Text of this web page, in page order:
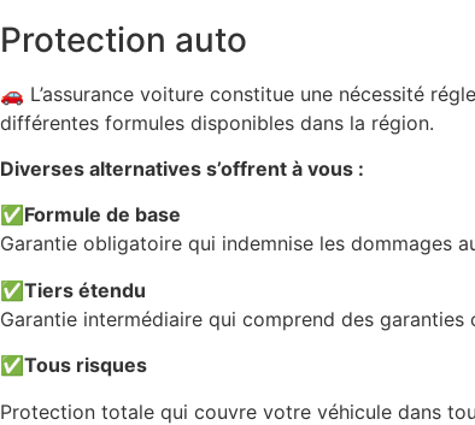
Protection auto
🚗 L’assurance voiture constitue une nécessité
différentes formules disponibles dans la région.
Diverses alternatives s’offrent à vous :
✅ Formule de base
Garantie obligatoire qui indemnise les dommages
✅Tiers étendu
Garantie intermédiaire qui comprend des
✅Tous risques
Protection totale qui couvre votre véhicule dans